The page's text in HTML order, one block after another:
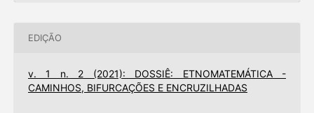
EDIÇÃO
v. 1 n. 2 (2021): DOSSIÊ: ETNOMATEMÁTICA -
CAMINHOS, BIFURCAÇÕES E ENCRUZILHADAS